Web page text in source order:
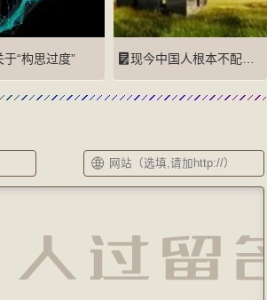
于“构思过度” 现今中国人根本不配结婚